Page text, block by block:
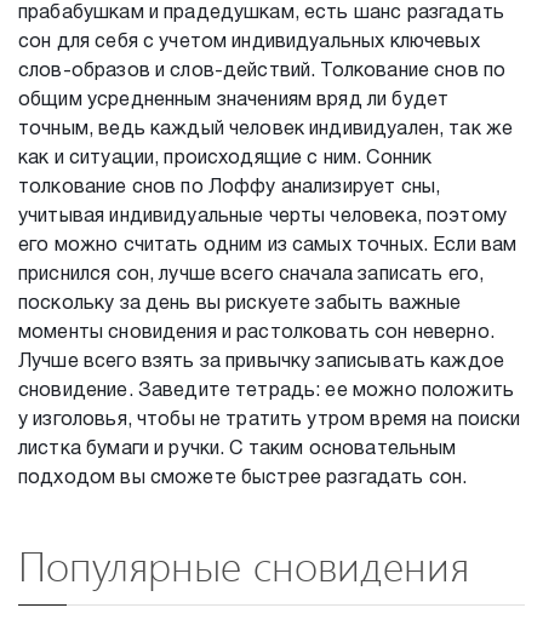
прабабушкам и прадедушкам, есть шанс разгадать
сон для себя с учетом индивидуальных ключевых
слов-образов и слов-действий. Толкование снов по
общим усредненным значениям вряд ли будет
точным, ведь каждый человек индивидуален, так же
как и ситуации, происходящие с ним. Сонник
толкование снов по Лоффу анализирует сны,
учитывая индивидуальные черты человека, поэтому
его можно считать одним из самых точных. Если вам
приснился сон, лучше всего сначала записать его,
поскольку за день вы рискуете забыть важные
моменты сновидения и растолковать сон неверно.
Лучше всего взять за привычку записывать каждое
сновидение. Заведите тетрадь: ее можно положить
у изголовья, чтобы не тратить утром время на поиски
листка бумаги и ручки. С таким основательным
подходом вы сможете быстрее разгадать сон.
Популярные сновидения